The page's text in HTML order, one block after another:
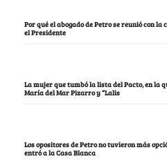
Por qué el abogado de Petro se reunió con
el Presidente
La mujer que tumbó la lista del Pacto, en la
María del Mar Pizarro y “Lalis
Los opositores de Petro no tuvieron más
entró a la Casa Blanca